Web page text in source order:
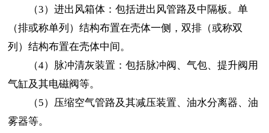
（3）进出风箱体：包括进出风管路及中隔板。单
（排或称单列）结构布置在壳体一侧，双排（或称双
列）结构布置在壳体中间。
（4）脉冲清灰装置：包括脉冲阀、气包、提升阀用
气缸及其电磁阀等。
（5）压缩空气管路及其减压装置、油水分离器、油
雾器等。